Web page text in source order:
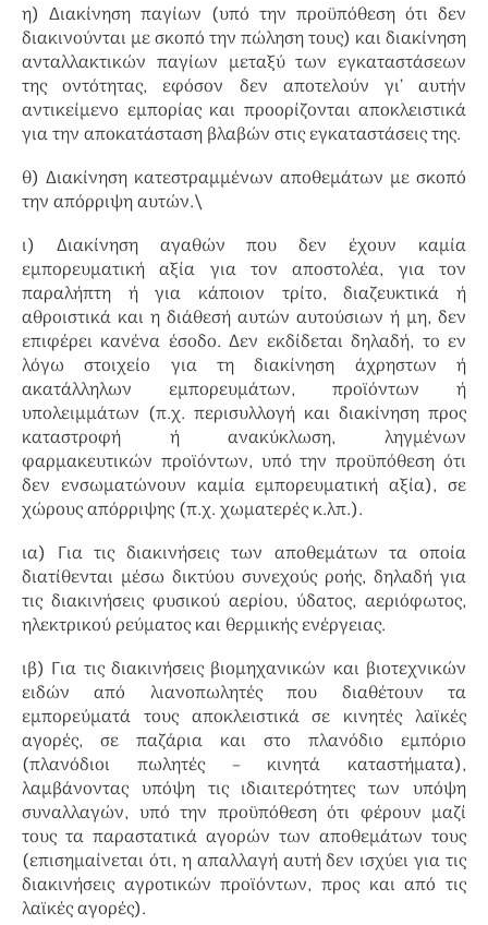
η) Διακίνηση παγίων (υπό την προϋπόθεση ότι δεν
διακινούνται με σκοπό την πώληση τους) και διακίνηση
ανταλλακτικών παγίων μεταξύ των εγκαταστάσεων
της οντότητας, εφόσον δεν αποτελούν γι’ αυτήν
αντικείμενο εμπορίας και προορίζονται αποκλειστικά
για την αποκατάσταση βλαβών στις εγκαταστάσεις της.
θ) Διακίνηση κατεστραμμένων αποθεμάτων με σκοπό
την απόρριψη αυτών.\
ι) Διακίνηση αγαθών που δεν έχουν καμία
εμπορευματική αξία για τον αποστολέα, για τον
παραλήπτη ή για κάποιον τρίτο, διαζευκτικά ή
αθροιστικά και η διάθεσή αυτών αυτούσιων ή μη, δεν
επιφέρει κανένα έσοδο. Δεν εκδίδεται δηλαδή, το εν
λόγω στοιχείο για τη διακίνηση άχρηστων ή
ακατάλληλων εμπορευμάτων, προϊόντων ή
υπολειμμάτων (π.χ. περισυλλογή και διακίνηση προς
καταστροφή ή ανακύκλωση, ληγμένων
φαρμακευτικών προϊόντων, υπό την προϋπόθεση ότι
δεν ενσωματώνουν καμία εμπορευματική αξία), σε
χώρους απόρριψης (π.χ. χωματερές κ.λπ.).
ια) Για τις διακινήσεις των αποθεμάτων τα οποία
διατίθενται μέσω δικτύου συνεχούς ροής, δηλαδή για
τις διακινήσεις φυσικού αερίου, ύδατος, αεριόφωτος,
ηλεκτρικού ρεύματος και θερμικής ενέργειας.
ιβ) Για τις διακινήσεις βιομηχανικών και βιοτεχνικών
ειδών από λιανοπωλητές που διαθέτουν τα
εμπορεύματά τους αποκλειστικά σε κινητές λαϊκές
αγορές, σε παζάρια και στο πλανόδιο εμπόριο
(πλανόδιοι πωλητές – κινητά καταστήματα),
λαμβάνοντας υπόψη τις ιδιαιτερότητες των υπόψη
συναλλαγών, υπό την προϋπόθεση ότι φέρουν μαζί
τους τα παραστατικά αγορών των αποθεμάτων τους
(επισημαίνεται ότι, η απαλλαγή αυτή δεν ισχύει για τις
διακινήσεις αγροτικών προϊόντων, προς και από τις
λαϊκές αγορές).